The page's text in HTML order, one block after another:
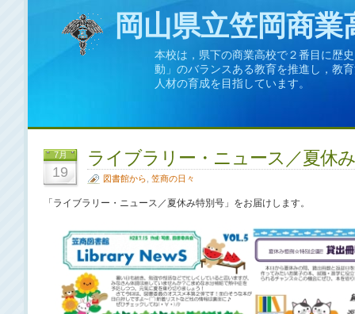
岡山県立笠岡商業
本校は，県下の商業高校で２番目に歴
動」のバランスある教育を推進し，教
人材の育成を目指しています。
7月
19
ライブラリー・ニュース／夏休
図書館から 笠商の日々
「ライブラリー・ニュース／夏休み特別号」をお届けします。